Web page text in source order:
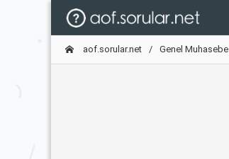
aof.sorular.net Genel Muhasebe